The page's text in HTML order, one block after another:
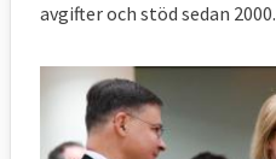
avgifter och stöd sedan 2000.